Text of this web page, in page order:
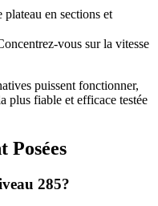
en sections et
vous sur la vitesse
puissent fonctionner,
plus fiable et efficace testée
Posées
285?